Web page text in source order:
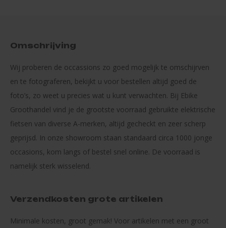
Omschrijving
Wij proberen de occassions zo goed mogelijk te omschijrven
en te fotograferen, bekijkt u voor bestellen altijd goed de
foto’s, zo weet u precies wat u kunt verwachten. Bij Ebike
Groothandel vind je de grootste voorraad gebruikte elektrische
fietsen van diverse A-merken, altijd gecheckt en zeer scherp
geprijsd. In onze showroom staan standaard circa 1000 jonge
occasions, kom langs of bestel snel online. De voorraad is
namelijk sterk wisselend.
Verzendkosten grote artikelen
Minimale kosten, groot gemak! Voor artikelen met een groot